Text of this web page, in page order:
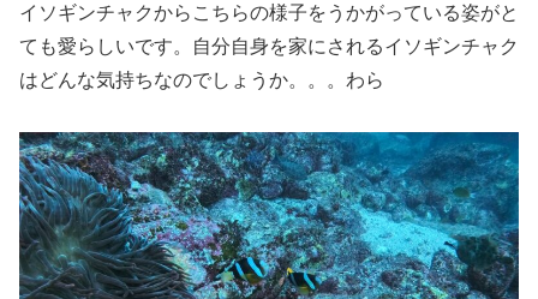
イソギンチャクからこちらの様子をうかがっている姿がと
ても愛らしいです。自分自身を家にされるイソギンチャク
はどんな気持ちなのでしょうか。。。わら